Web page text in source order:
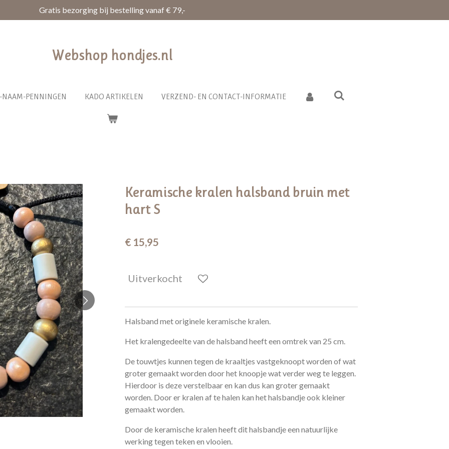
Gratis bezorging bij bestelling vanaf € 79,-
Webshop hondjes.nl
PENNINGEN KADO ARTIKELEN VERZEND- EN CONTACT-INFORMATIE
Keramische kralen halsband bruin met
hart S
€ 15,95
Uitverkocht
Halsband met originele keramische kralen.
Het kralengedeelte van de halsband heeft een omtrek van 25 cm.
De touwtjes kunnen tegen de kraaltjes vastgeknoopt worden of wat
groter gemaakt worden door het knoopje wat verder weg te leggen.
Hierdoor is deze verstelbaar en kan dus kan groter gemaakt
worden. Door er kralen af te halen kan het halsbandje ook kleiner
gemaakt worden.
Door de keramische kralen heeft dit halsbandje een natuurlijke
werking tegen teken en vlooien.